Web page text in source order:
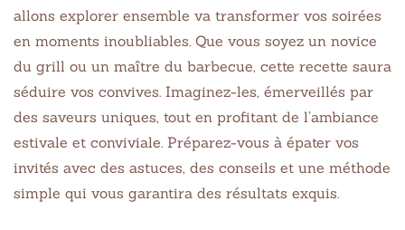
allons explorer ensemble va transformer vos soirées
en moments inoubliables. Que vous soyez un novice
du grill ou un maître du barbecue, cette recette saura
séduire vos convives. Imaginez-les, émerveillés par
des saveurs uniques, tout en profitant de l’ambiance
estivale et conviviale. Préparez-vous à épater vos
invités avec des astuces, des conseils et une méthode
simple qui vous garantira des résultats exquis.